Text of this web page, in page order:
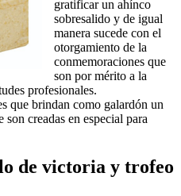
gratificar un ahínco
sobresalido y de igual
manera sucede con el
otorgamiento de la
conmemoraciones que
son por mérito a la
profesionales.
que brindan como galardón un
creadas en especial para
de victoria y trofeo